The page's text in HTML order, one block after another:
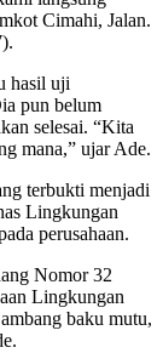
Cimahi, Jalan.
hasil uji
pun belum
selesai. ‎“Kita
mana,” ujar Ade.
terbukti menjadi
Lingkungan
perusahaan.
Nomor 32
Lingkungan
baku mutu,